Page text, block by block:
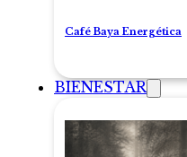
Café Baya Energética
BIENESTAR